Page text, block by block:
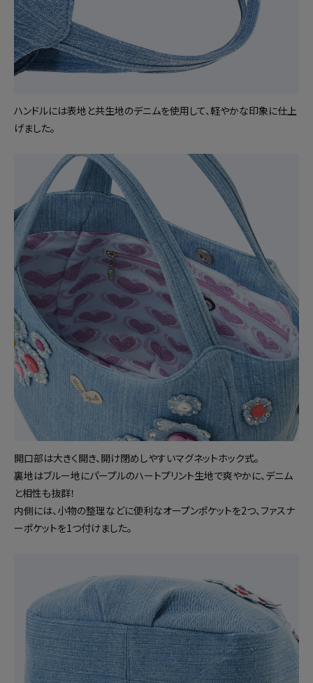
ハンドルには表地と共生地のデニムを使用して、軽やかな印象に仕上
げました。
開口部は大きく開き、開け閉めしやすいマグネットホック式。
裏地はブルー地にパープルのハートプリント生地で爽やかに、デニム
と相性も抜群！
内側には、小物の整理などに便利なオープンポケットを2つ、ファスナ
ーポケットを1つ付けました。